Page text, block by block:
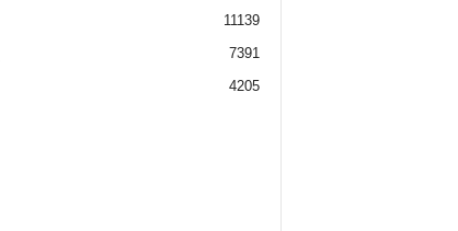
11139
7391
4205